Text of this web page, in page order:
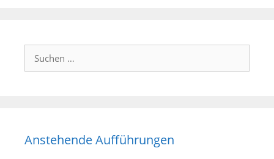
Suchen
nach:
Anstehende Aufführungen